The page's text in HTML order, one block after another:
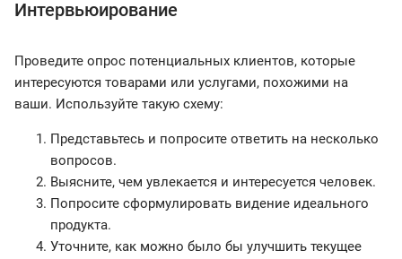
Интервьюирование
Проведите опрос потенциальных клиентов, которые
интересуются товарами или услугами, похожими на
ваши. Используйте такую схему:
Представьтесь и попросите ответить на несколько
вопросов.
Выясните, чем увлекается и интересуется человек.
Попросите сформулировать видение идеального
продукта.
Уточните, как можно было бы улучшить текущее